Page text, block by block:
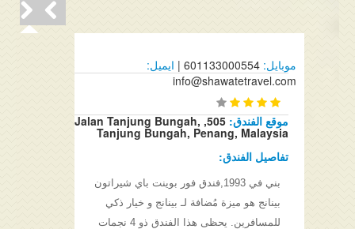
موبايل: 601133000554 |
ايميل:
info@shawatetravel.com
موقع الفندق: 505, Jalan Tanjung Bungah,
Tanjung Bungah, Penang, Malaysia
تفاصيل الفندق:
بني في 1993,فندق فور بوينت باي شيراتون
بينانج هو ميزة مُضافة لـ بينانج و خيار ذكي
للمسافرين. يحظى هذا الفندق ذو 4 نجمات